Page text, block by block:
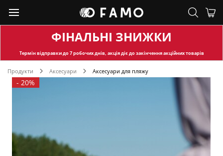
ФІНАЛЬНІ ЗНИЖКИ
Термін відправкидо 7 робочих днів, акція діє до закінчення акційних товарів
Продукти Аксесуари Аксесуари для пляжу
- 20%